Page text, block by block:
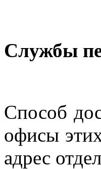
Службы
Способ
офисы
адрес